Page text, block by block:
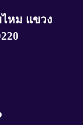
ไหม แขวง